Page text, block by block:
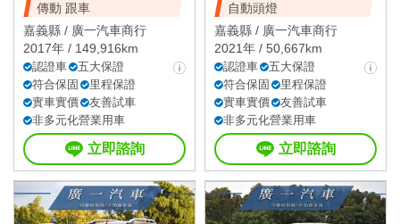
傳動 跟車
嘉義縣 / 廣一汽車商行
2017年 / 149,916km
認證車
五大保證
符合保固
里程保證
實車實價
友善試車
非多元化營業用車
立即諮詢
自動頭燈
嘉義縣 / 廣一汽車商行
2021年 / 50,667km
認證車
五大保證
符合保固
里程保證
實車實價
友善試車
非多元化營業用車
立即諮詢